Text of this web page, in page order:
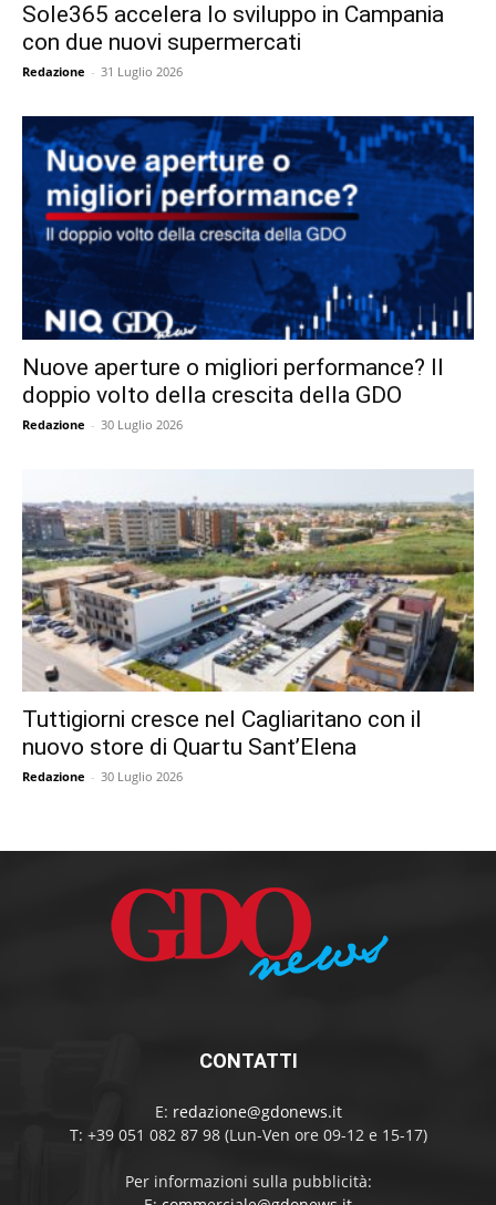
Sole365 accelera lo sviluppo in Campania
con due nuovi supermercati
Redazione - 31 Luglio 2026
Nuove aperture o migliori performance? Il
doppio volto della crescita della GDO
Redazione - 30 Luglio 2026
Tuttigiorni cresce nel Cagliaritano con il
nuovo store di Quartu Sant’Elena
Redazione - 30 Luglio 2026
CONTATTI
E: redazione@gdonews.it
T: +39 051 082 87 98 (Lun-Ven ore 09-12 e 15-17)
Per informazioni sulla pubblicità: